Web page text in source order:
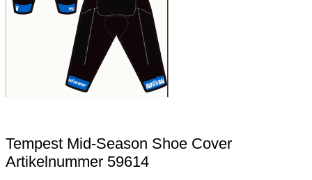
Tempest Mid-Season Shoe Cover
Artikelnummer 59614